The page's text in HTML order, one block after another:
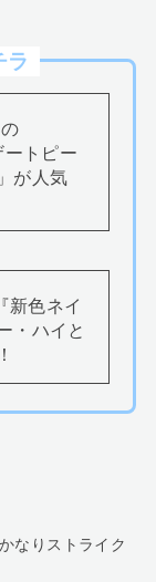
ラ
ートピー
が人気
新色ネイ
・ハイと
なりストライク